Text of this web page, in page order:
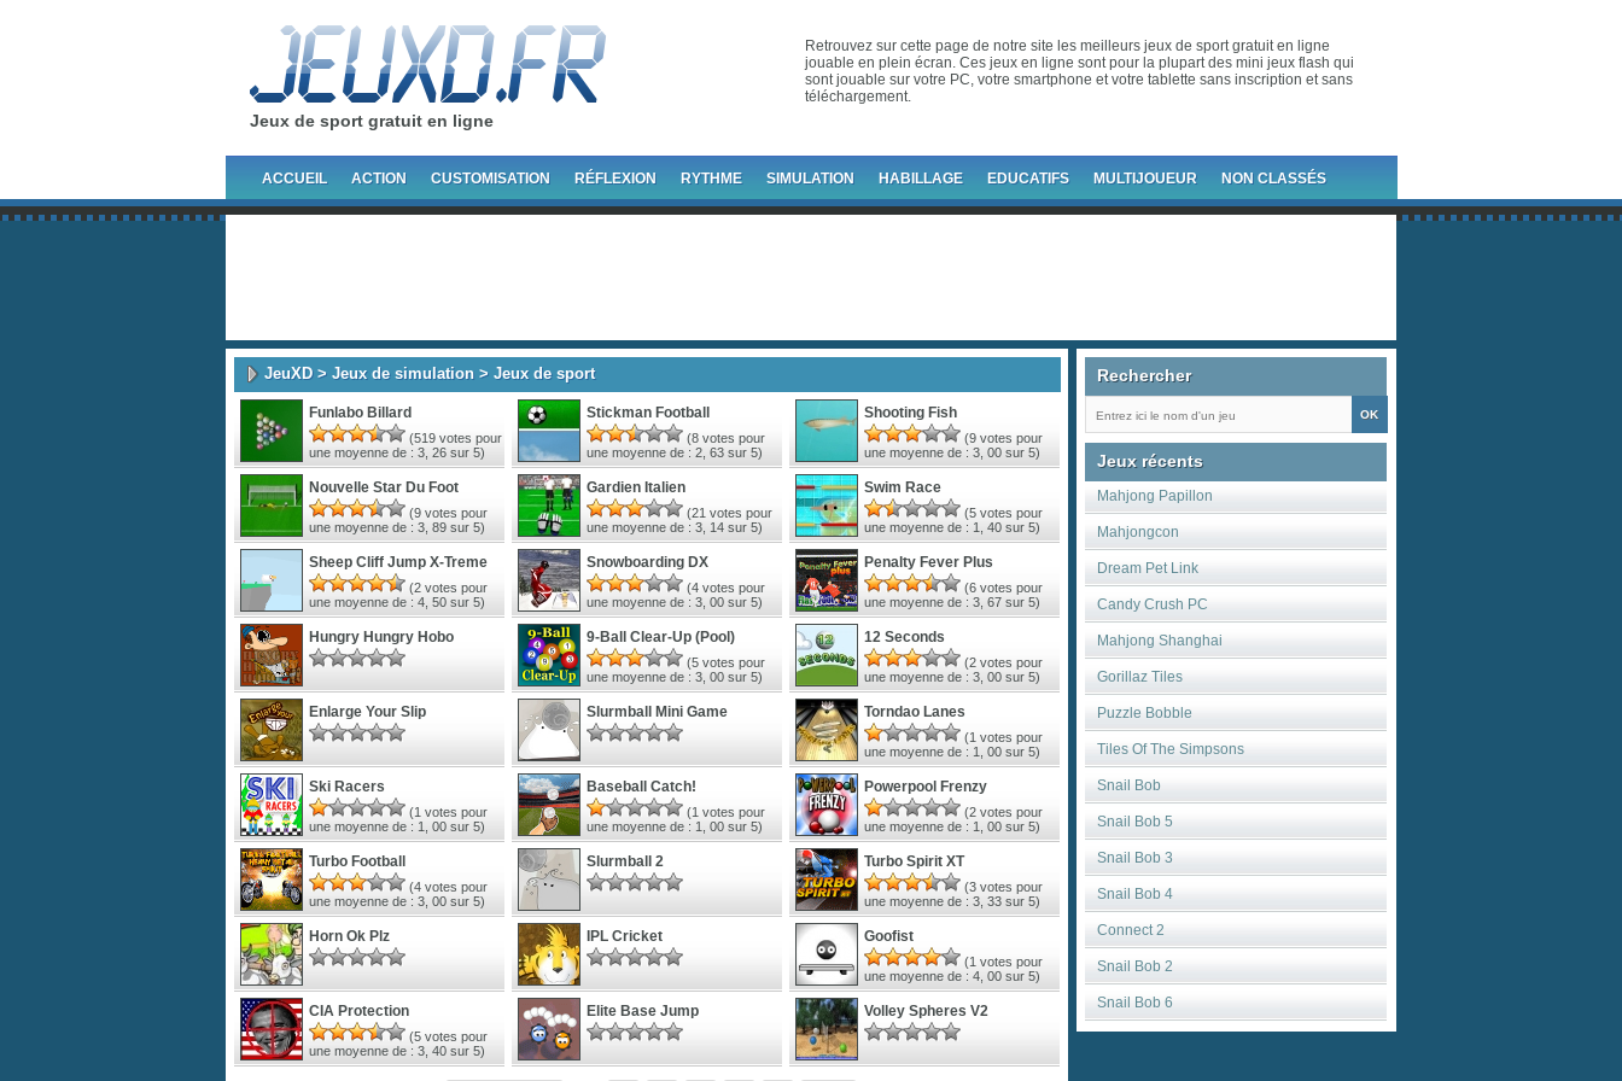
Jeux de sport gratuit en ligne
Retrouvez sur cette page de notre site les meilleurs jeux de sport gratuit en ligne
jouable en plein écran. Ces jeux en ligne sont pour la plupart des mini jeux flash qui
sont jouable sur votre PC, votre smartphone et votre tablette sans inscription et sans
téléchargement.
ACCUEIL ACTION CUSTOMISATION RÉFLEXION RYTHME SIMULATION HABILLAGE EDUCATIFS MULTIJOUEUR NON CLASSÉS
JeuXD> Jeux de simulation > Jeux de sport
Funlabo Billard
(519 votes pour
une moyenne de : 3, 26 sur 5)
Stickman Football
(8 votes pour
une moyenne de : 2, 63 sur 5)
Shooting Fish
(9 votes pour
une moyenne de : 3, 00 sur 5)
Nouvelle Star Du Foot
(9 votes pour
une moyenne de : 3, 89 sur 5)
Gardien Italien
(21 votes pour
une moyenne de : 3, 14 sur 5)
Swim Race
(5 votes pour
une moyenne de : 1, 40 sur 5)
Sheep Cliff Jump X-Treme
(2 votes pour
une moyenne de : 4, 50 sur 5)
Snowboarding DX
(4 votes pour
une moyenne de : 3, 00 sur 5)
Penalty Fever Plus
(6 votes pour
une moyenne de : 3, 67 sur 5)
Hungry Hungry Hobo 9-Ball Clear-Up (Pool)
(5 votes pour
une moyenne de : 3, 00 sur 5)
12 Seconds
(2 votes pour
une moyenne de : 3, 00 sur 5)
Enlarge Your Slip Slurmball Mini Game Torndao Lanes
(1 votes pour
une moyenne de : 1, 00 sur 5)
Ski Racers
(1 votes pour
une moyenne de : 1, 00 sur 5)
Baseball Catch!
(1 votes pour
une moyenne de : 1, 00 sur 5)
Powerpool Frenzy
(2 votes pour
une moyenne de : 1, 00 sur 5)
Turbo Football
(4 votes pour
une moyenne de : 3, 00 sur 5)
Slurmball 2 Turbo Spirit XT
(3 votes pour
une moyenne de : 3, 33 sur 5)
Horn Ok Plz IPL Cricket Goofist
(1 votes pour
une moyenne de : 4, 00 sur 5)
CIA Protection
(5 votes pour
une moyenne de : 3, 40 sur 5)
Elite Base Jump Volley Spheres V2
Rechercher
Jeux récents
Mahjong Papillon
Mahjongcon
Dream Pet Link
Candy Crush PC
Mahjong Shanghai
Gorillaz Tiles
Puzzle Bobble
Tiles Of The Simpsons
Snail Bob
Snail Bob 5
Snail Bob 3
Snail Bob 4
Connect 2
Snail Bob 2
Snail Bob 6